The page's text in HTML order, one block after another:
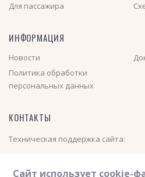
Для пассажира
ИНФОРМАЦИЯ
Новости
Политика обработки
персональных данных
КОНТАКТЫ
Техническая поддержка сайта:
Сайт использует cookie-